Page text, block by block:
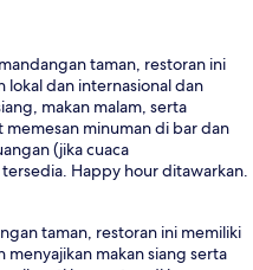
taman, restoran ini
lokal dan internasional dan
makan malam, serta
minuman di bar dan
(jika cuaca
Happy hour ditawarkan.
taman, restoran ini memiliki
menyajikan makan siang serta